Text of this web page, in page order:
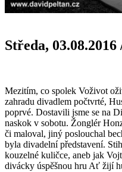
Středa, 03.08.2016
Mezitím, co spolek Voživot
zahradu divadlem počtvrté,
poprvé. Dostavili jsme se na
naskok v sobotu. Žonglér
či maloval, jiný poslouchal
byla divadelní představení.
kouzelné kuličce, aneb jak
divácky úspěšnou hru Ať žijí